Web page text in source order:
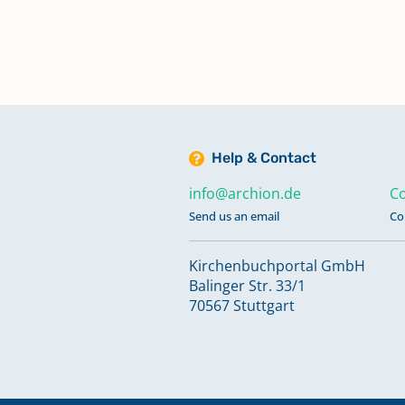
Help & Contact
info@archion.de
Send us an email
Kirchenbuchportal GmbH
Balinger Str. 33/1
70567 Stuttgart